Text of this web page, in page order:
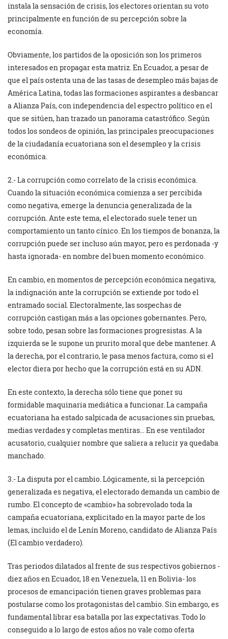
instala la sensación de crisis, los electores orientan su voto
principalmente en función de su percepción sobre la
economía.
Obviamente, los partidos de la oposición son los primeros
interesados en propagar esta matriz. En Ecuador, a pesar de
que el país ostenta una de las tasas de desempleo más bajas de
América Latina, todas las formaciones aspirantes a desbancar
a Alianza País, con independencia del espectro político en el
que se sitúen, han trazado un panorama catastrófico. Según
todos los sondeos de opinión, las principales preocupaciones
de la ciudadanía ecuatoriana son el desempleo y la crisis
económica.
2.- La corrupción como correlato de la crisis económica.
Cuando la situación económica comienza a ser percibida
como negativa, emerge la denuncia generalizada de la
corrupción. Ante este tema, el electorado suele tener un
comportamiento un tanto cínico. En los tiempos de bonanza, la
corrupción puede ser incluso aún mayor, pero es perdonada -y
hasta ignorada- en nombre del buen momento económico.
En cambio, en momentos de percepción económica negativa,
la indignación ante la corrupción se extiende por todo el
entramado social. Electoralmente, las sospechas de
corrupción castigan más a las opciones gobernantes. Pero,
sobre todo, pesan sobre las formaciones progresistas. A la
izquierda se le supone un prurito moral que debe mantener. A
la derecha, por el contrario, le pasa menos factura, como si el
elector diera por hecho que la corrupción está en su ADN.
En este contexto, la derecha sólo tiene que poner su
formidable maquinaria mediática a funcionar. La campaña
ecuatoriana ha estado salpicada de acusaciones sin pruebas,
medias verdades y completas mentiras… En ese ventilador
acusatorio, cualquier nombre que saliera a relucir ya quedaba
manchado.
3.- La disputa por el cambio. Lógicamente, si la percepción
generalizada es negativa, el electorado demanda un cambio de
rumbo. El concepto de «cambio» ha sobrevolado toda la
campaña ecuatoriana, explicitado en la mayor parte de los
lemas, incluido el de Lenín Moreno, candidato de Alianza País
(El cambio verdadero).
Tras periodos dilatados al frente de sus respectivos gobiernos -
diez años en Ecuador, 18 en Venezuela, 11 en Bolivia- los
procesos de emancipación tienen graves problemas para
postularse como los protagonistas del cambio. Sin embargo, es
fundamental librar esa batalla por las expectativas. Todo lo
conseguido a lo largo de estos años no vale como oferta